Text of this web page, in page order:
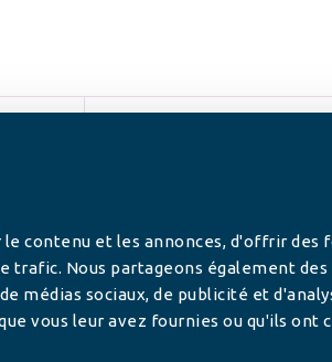
contenu et les annonces, d'offrir des
trafic. Nous partageons également
médias sociaux, de publicité et
vous leur avez fournies ou qu'ils ont